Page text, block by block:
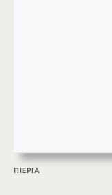
ΠΙΕΡΙΑ